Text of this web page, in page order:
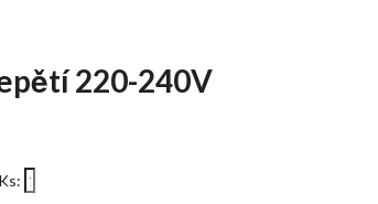
220-240V
Ks: